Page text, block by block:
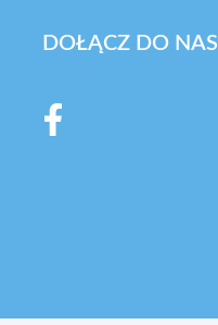
DOŁĄCZ DO NAS